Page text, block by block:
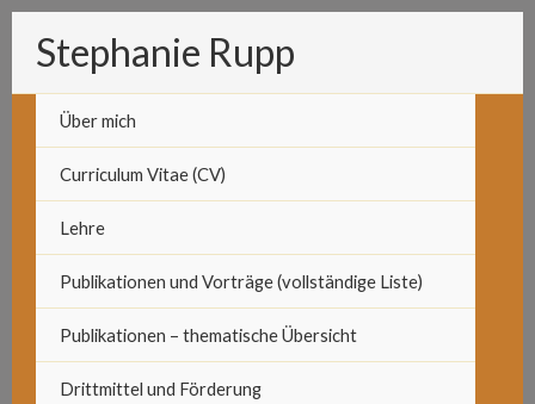
Zum
Inhalt
springenStephanie Rupp
Über mich
Curriculum Vitae (CV)
Lehre
Publikationen und Vorträge (vollständige Liste)
Publikationen – thematische Übersicht
Drittmittel und Förderung